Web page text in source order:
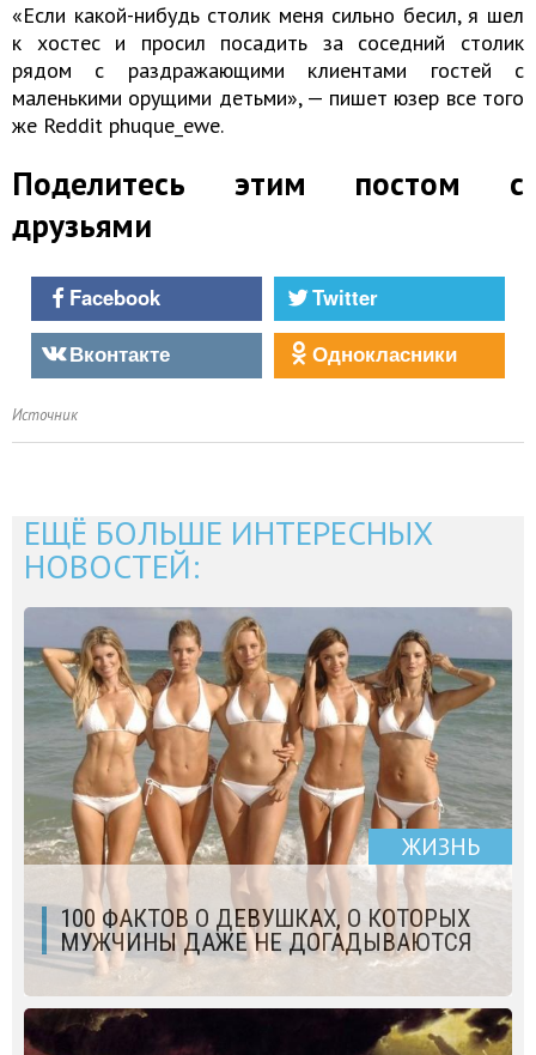
«Если какой-нибудь столик меня сильно бесил, я шел
к хостес и просил посадить за соседний столик
рядом с раздражающими клиентами гостей с
маленькими орущими детьми», — пишет юзер все того
же Reddit phuque_ewe.
Поделитесь этим постом с
друзьями
Facebook
Twitter
Вконтакте
Однокласники
Источник
ЕЩЁ БОЛЬШЕ ИНТЕРЕСНЫХ
НОВОСТЕЙ:
ЖИЗНЬ
100 ФАКТОВ О ДЕВУШКАХ, О КОТОРЫХ
МУЖЧИНЫ ДАЖЕ НЕ ДОГАДЫВАЮТСЯ